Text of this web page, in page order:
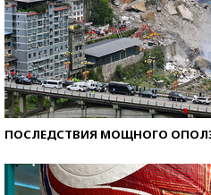
ПОСЛЕДСТВИЯ МОЩНОГО